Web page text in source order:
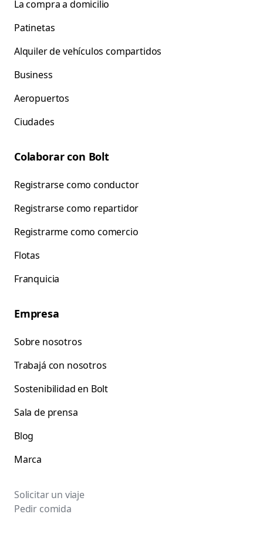
La compra a domicilio
Patinetas
Alquiler de vehículos compartidos
Business
Aeropuertos
Ciudades
Colaborar con Bolt
Registrarse como conductor
Registrarse como repartidor
Registrarme como comercio
Flotas
Franquicia
Empresa
Sobre nosotros
Trabajá con nosotros
Sostenibilidad en Bolt
Sala de prensa
Blog
Marca
Solicitar un viaje
Pedir comida